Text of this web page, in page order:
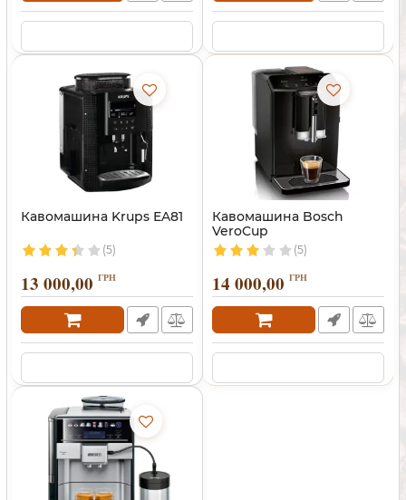
Кавомашина Krups EA81
(5)
13 000,00 ГРН
Кавомашина Bosch
VeroCup
(5)
14 000,00 ГРН